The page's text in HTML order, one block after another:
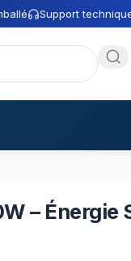
Support
– Énergie